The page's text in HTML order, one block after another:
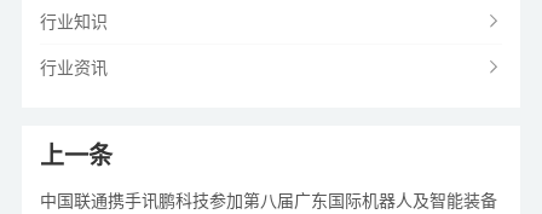
行业知识
行业资讯
上一条
中国联通携手讯鹏科技参加第八届广东国际机器人及智能装备